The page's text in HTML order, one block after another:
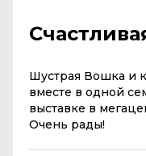
Шустрая Вошка и
вместе в одной
выставке в
Очень рады!